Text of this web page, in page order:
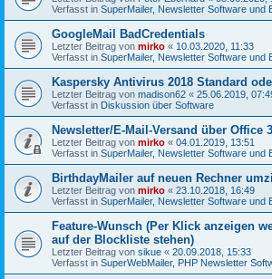
Verfasst in SuperMailer, Newsletter Software und
GoogleMail BadCredentials
Letzter Beitrag von mirko « 10.03.2020, 11:33
Verfasst in SuperMailer, Newsletter Software und
Kaspersky Antivirus 2018 Standard
Letzter Beitrag von madison62 « 25.06.2019,
Verfasst in Diskussion über Software
Newsletter/E-Mail-Versand über Office
Letzter Beitrag von mirko « 04.01.2019, 13:51
Verfasst in SuperMailer, Newsletter Software und
BirthdayMailer auf neuen Rechner
Letzter Beitrag von mirko « 23.10.2018, 16:49
Verfasst in SuperMailer, Newsletter Software und
Feature-Wunsch (Per Klick anzeigen
auf der Blockliste stehen)
Letzter Beitrag von sikue « 20.09.2018, 15:33
Verfasst in SuperWebMailer, PHP Newsletter